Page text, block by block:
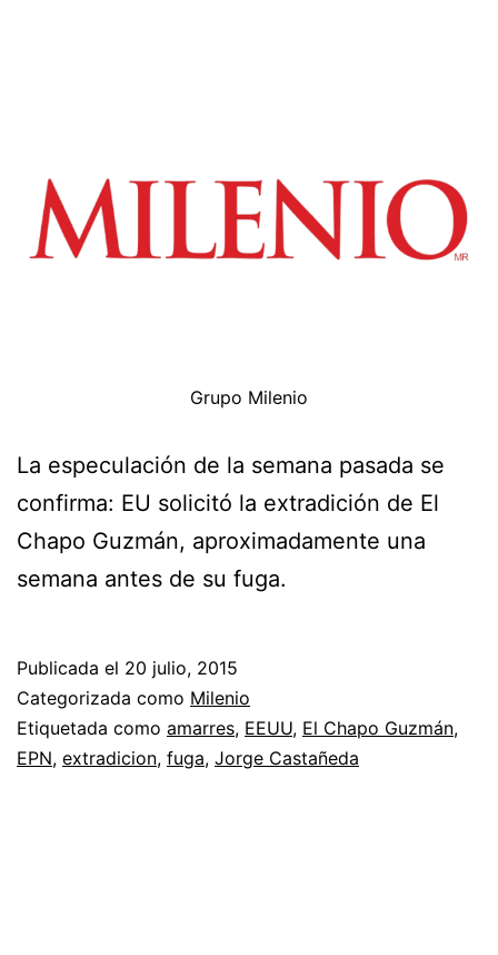
Grupo Milenio
La especulación de la semana pasada se
confirma: EU solicitó la extradición de El
Chapo Guzmán, aproximadamente una
semana antes de su fuga.
Publicada el 20 julio, 2015
Categorizada como Milenio
Etiquetada como amarres, EEUU, El Chapo Guzmán,
EPN, extradicion, fuga, Jorge Castañeda